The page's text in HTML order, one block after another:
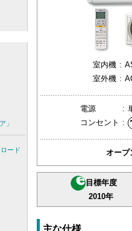
室内機 :
室外機 :
電源 :
コンセント :
オープ
目標年度
2010年
主な仕様
」
ード